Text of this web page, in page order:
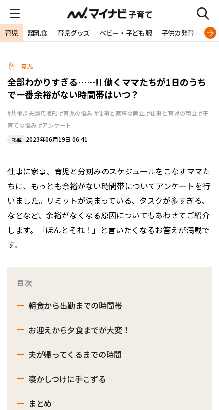
育児 離乳食 育児グッズ ベビー・子ども服 子供の発育・発達
育児
全部わかりすぎる……!! 働くママたちが1日のうち
で一番余裕がない時間帯はいつ？
#共働き夫婦応援PJ #育児の悩み #仕事と家事の両立 #仕事と育児の両立 #子
育ての悩み #アンケート
掲載 2023年06月19日 06:41
仕事に家事、育児と分刻みのスケジュールをこなすママた
ちに、もっとも余裕がない時間帯についてアンケートを行
いました。リミットが決まっている、タスクが多すぎる、
などなど、余裕がなくなる原因についてもあわせてご紹介
します。「ほんとそれ！」と言いたくなるお答えが満載で
す。
目次
朝食から出勤までの時間帯
お迎えから夕食までが大変！
夫が帰ってくるまでの時間
寝かしつけに手こずる
まとめ